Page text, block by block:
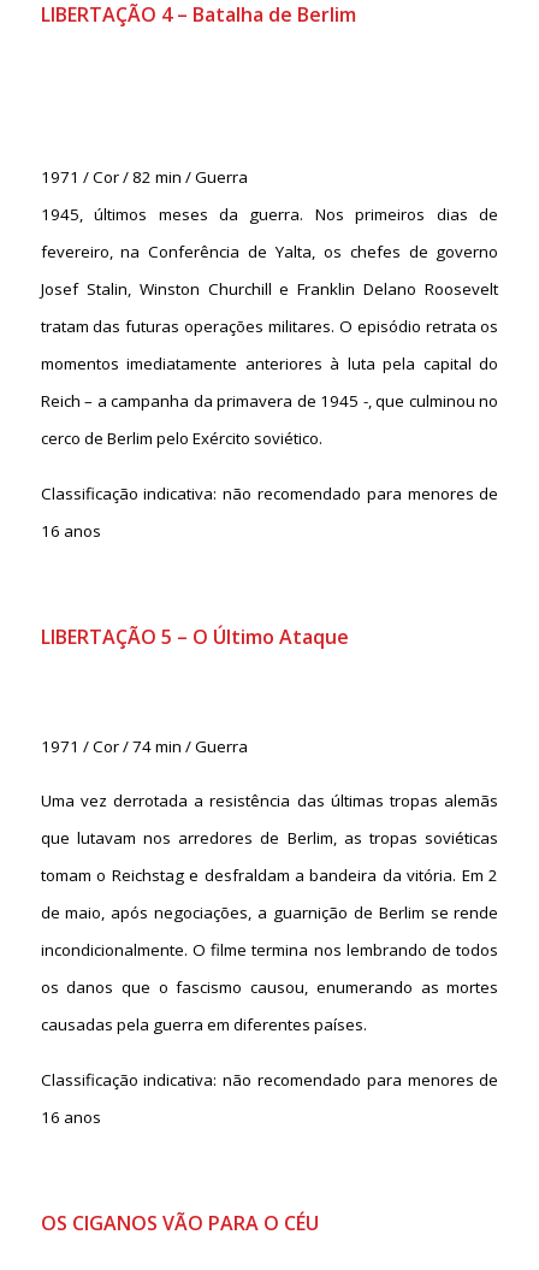
LIBERTAÇÃO 4 – Batalha de Berlim
1971 / Cor / 82 min / Guerra
1945, últimos meses da guerra. Nos primeiros dias de
fevereiro, na Conferência de Yalta, os chefes de governo
Josef Stalin, Winston Churchill e Franklin Delano Roosevelt
tratam das futuras operações militares. O episódio retrata os
momentos imediatamente anteriores à luta pela capital do
Reich – a campanha da primavera de 1945 -, que culminou no
cerco de Berlim pelo Exército soviético.
Classificação indicativa: não recomendado para menores de
16 anos
LIBERTAÇÃO 5 – O Último Ataque
1971 / Cor / 74 min / Guerra
Uma vez derrotada a resistência das últimas tropas alemãs
que lutavam nos arredores de Berlim, as tropas soviéticas
tomam o Reichstag e desfraldam a bandeira da vitória. Em 2
de maio, após negociações, a guarnição de Berlim se rende
incondicionalmente. O filme termina nos lembrando de todos
os danos que o fascismo causou, enumerando as mortes
causadas pela guerra em diferentes países.
Classificação indicativa: não recomendado para menores de
16 anos
OS CIGANOS VÃO PARA O CÉU